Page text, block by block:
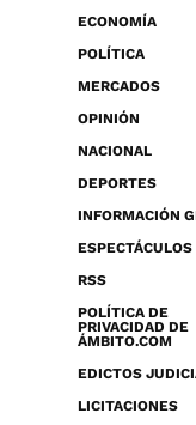
ECONOMÍA
POLÍTICA
MERCADOS
OPINIÓN
NACIONAL
DEPORTES
INFORMACIÓN
ESPECTÁCULOS
RSS
POLÍTICA DE
PRIVACIDAD DE
ÁMBITO.COM
EDICTOS
LICITACIONES